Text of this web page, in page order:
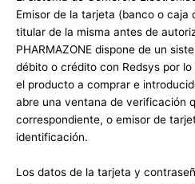
Emisor de la tarjeta (banco o caja
titular de la misma antes de
PHARMAZONE dispone de un
débito o crédito con Redsys por
el producto a comprar e
abre una ventana de verificación
correspondiente, o emisor de
identificación.
Los datos de la tarjeta y